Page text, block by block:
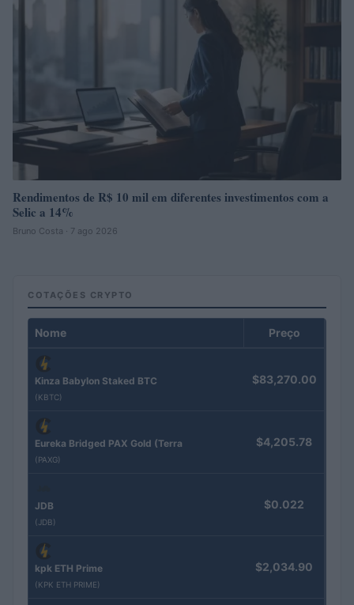
Rendimentos de R$ 10 mil em diferentes investimentos com a
Selic a 14%
Bruno Costa · 7 ago 2026
COTAÇÕES CRYPTO
Nome Preço
Kinza Babylon Staked BTC
(KBTC)
$83,270.00
Eureka Bridged PAX Gold (Terra
(PAXG)
$4,205.78
JDB
(JDB)
$0.022
kpk ETH Prime
(KPK ETH PRIME)
$2,034.90